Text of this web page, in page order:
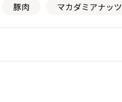
豚肉
マカダミアナッツ